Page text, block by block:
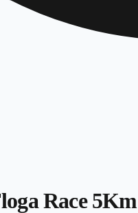
Race 5Km